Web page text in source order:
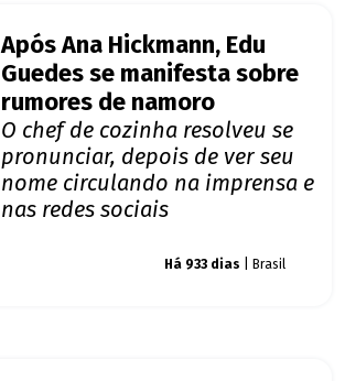
Após Ana Hickmann, Edu
Guedes se manifesta sobre
rumores de namoro
O chef de cozinha resolveu se
pronunciar, depois de ver seu
nome circulando na imprensa e
nas redes sociais
Há 933 dias | Brasil